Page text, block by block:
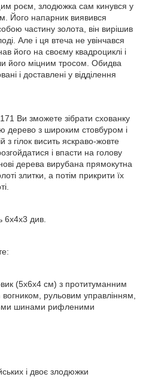
роєм, злодюжка сам кинувся у
Його напарник виявився
частину золота, він вирішив
Але і ця втеча не увінчався
його на своєму квадроциклі і
його міцним тросом. Обидва
і доставлені у відділення
Ви зможете зібрати схованку
дерево з широким стовбуром і
гілок висить яскраво-жовте
і впасти на голову
дерева вирубана прямокутна
злитки, а потім прикрити їх
6х4х3 див.
(5х6х4 см) з протитуманним
рульовим управлінням,
шинами рифленими
і двоє злодюжки